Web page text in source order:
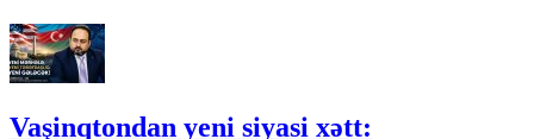
Vaşinqtondan yeni siyasi xətt: